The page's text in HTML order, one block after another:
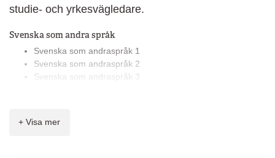
studie- och yrkesvägledare.
Svenska som andra språk
Svenska som andraspråk 1
Svenska som andraspråk 2
Svenska som andraspråk 3
Samhällskunskap 2
+ Visa mer